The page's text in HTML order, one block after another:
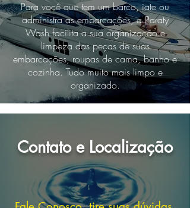
Contato e Localização
Para você que tem um barco, iate ou
administra as embarcações, a Paraty
Wash facilita a sua organização e
limpeza das peças de suas
embarcações, roupas de cama, banho e
cozinha. Tudo muito mais limpo e
organizado.